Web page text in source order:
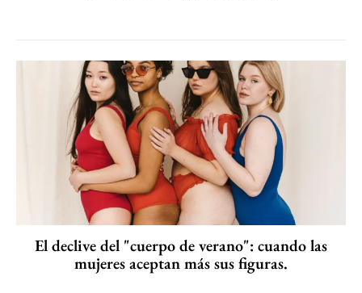
El declive del "cuerpo de verano": cuando las
mujeres aceptan más sus figuras.